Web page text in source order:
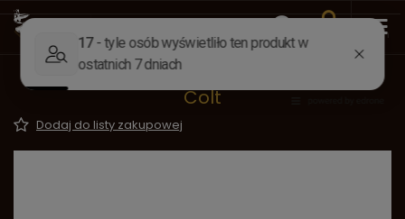
Strona główna Broń Nabojowa Lever action
Winchester 1866 Sporting Rifle 45 Long
Colt
Dodaj do listy zakupowej